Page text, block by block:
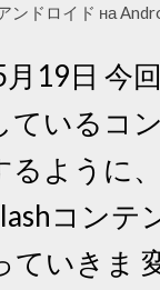
ンドロイド на
19日 今
ているコ
るように
コンテ
ていきま